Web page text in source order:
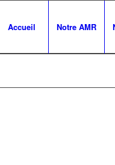
Accueil Notre AMR